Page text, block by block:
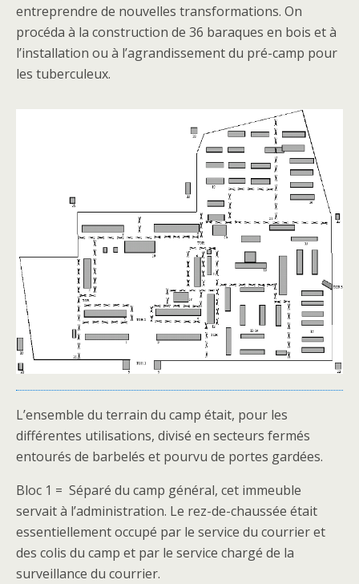
entreprendre de nouvelles transformations. On
procéda à la construction de 36 baraques en bois et à
l’installation ou à l’agrandissement du pré-camp pour
les tuberculeux.
L’ensemble du terrain du camp était, pour les
différentes utilisations, divisé en secteurs fermés
entourés de barbelés et pourvu de portes gardées.
Bloc 1 = Séparé du camp général, cet immeuble
servait à l’administration. Le rez-de-chaussée était
essentiellement occupé par le service du courrier et
des colis du camp et par le service chargé de la
surveillance du courrier.